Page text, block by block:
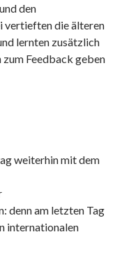
den
vertieften die älteren
lernten zusätzlich
Feedback geben
weiterhin mit dem
denn am letzten Tag
internationalen